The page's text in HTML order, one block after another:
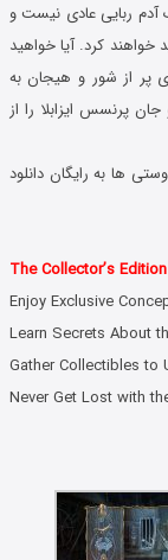
آدم ربایی عادی نیست و
کرد. آیا خواهید
پر از شور و هیجان به
پرنسس ایزابلا را از
ها به رایگان دانلود
The Collector’s
Enjoy Exclusive
Learn Secrets About
Gather Collectibles to
Never Get Lost with